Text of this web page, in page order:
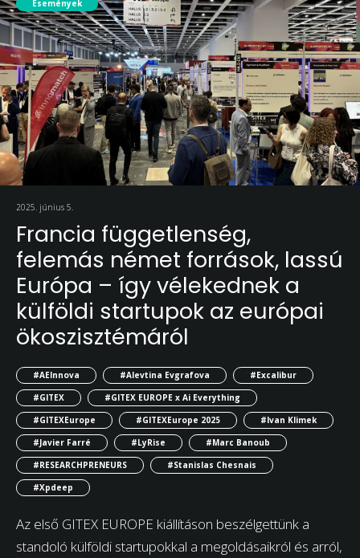
Események
2025. június 5.
Francia függetlenség,
felemás német források, lassú
Európa – így vélekednek a
külföldi startupok az európai
ökoszisztémáról
#AEInnova #Alevtina Evgrafova
#Excalibur
#GITEX
#GITEX EUROPE x Ai Everything
#GITEXEurope
#GITEXEurope 2025
#Ivan Klimek
#Javier Farré
#LyRise
#Marc Banoub
#RESEARCHPRENEURS
#Stanislas Chesnais
#Xpdeep
Az első GITEX EUROPE kiállításon beszélgettünk a
standoló külföldi startupokkal a megoldásaikról és arról,